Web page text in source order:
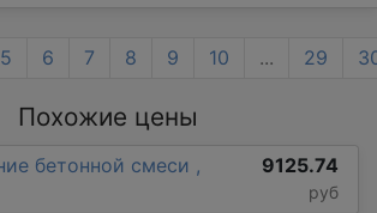
5 6 7 8 9 10 ... 29
Похожие цены
бетонной смеси ,
9125.74
руб